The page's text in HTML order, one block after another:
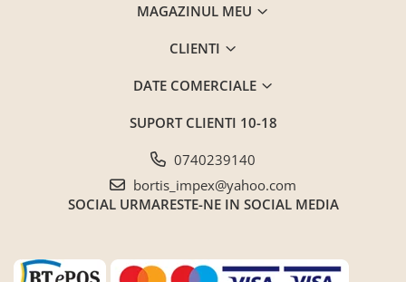
COVOARE PUFOASE(SHAGGY)FIR
Mobilier Gradina
Banci gradina si terasa
Scaune de gradina
MAGAZINUL MEU
CLIENTI
DATE COMERCIALE
SUPORT CLIENTI 10-18
0740239140
bortis_impex@yahoo.com
SOCIAL URMARESTE-NE IN SOCIAL MEDIA